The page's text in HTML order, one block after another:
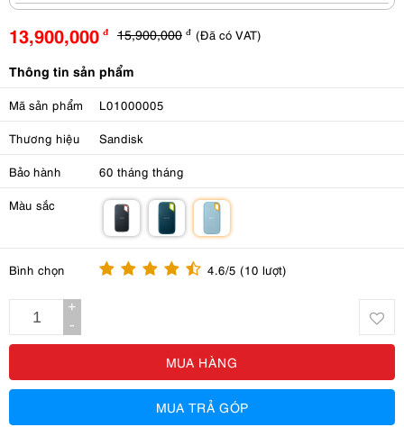
13,900,000 đ 15,900,000 đ (Đã có VAT)
Thông tin sản phẩm
Mã sản phẩm L01000005
Thương hiệu Sandisk
Bảo hành 60 tháng tháng
Màu sắc
Bình chọn 4.6/5 (10 lượt)
+
-
MUA HÀNG
MUA TRẢ GÓP